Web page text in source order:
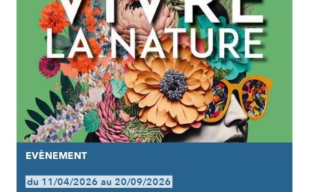
EVÈNEMENT
du 11/04/2026 au 20/09/2026